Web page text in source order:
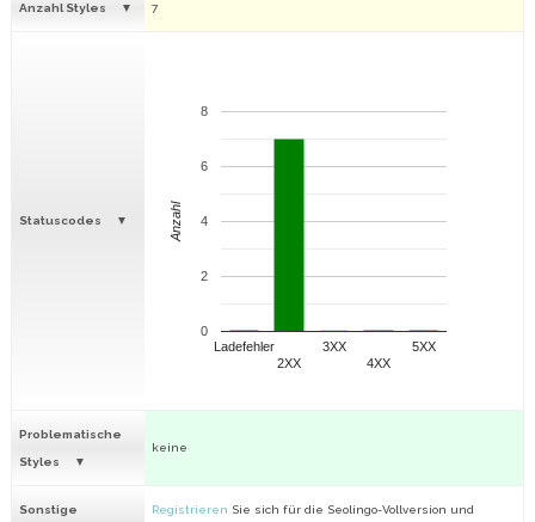
Anzahl Styles 7
Statuscodes
Ladefehler
2XX
3XX
4XX
5XX
0
2
4
6
8
Anzahl
Problematische
Styles
keine
Sonstige Registrieren Sie sich für die Seolingo-Vollversion und